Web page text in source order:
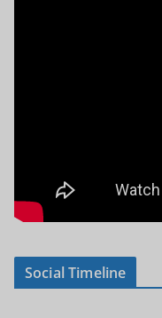
Social Timeline